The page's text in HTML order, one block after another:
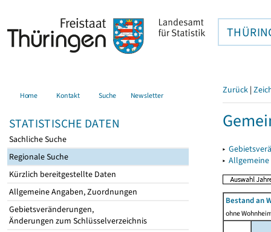
Home Kontakt Suche Newsletter
STATISTISCHE DATEN
Sachliche Suche
Regionale Suche
Kürzlich bereitgestellte Daten
Allgemeine Angaben, Zuordnungen
Gebietsveränderungen,
Änderungen zum Schlüsselverzeichnis
Zurück |
▸
▸
Bestand an
ohne